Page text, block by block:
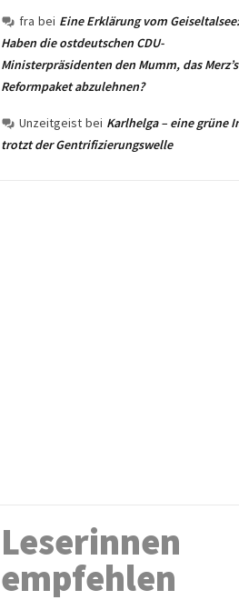
fra bei Eine Erklärung vom Geiseltalsee:
Haben die ostdeutschen CDU-
Ministerpräsidenten den Mumm, das
Reformpaket abzulehnen?
Unzeitgeist bei Karlhelga – eine grüne
trotzt der Gentrifizierungswelle
Leserinnen
empfehlen